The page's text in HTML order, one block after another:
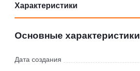
Характеристики
Основные характеристики
Дата создания